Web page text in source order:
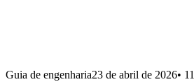
Guia de engenharia23 de abril de 2026•